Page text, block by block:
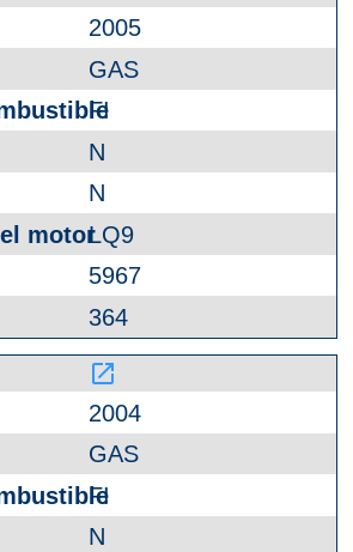
2005
GAS
FI
N
N
LQ9
5967
364
launch
2004
GAS
FI
N